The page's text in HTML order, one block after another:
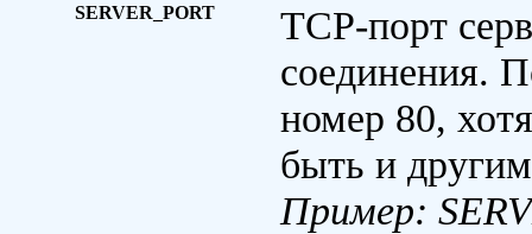
SERVER_PORT
TCP-порт
соединения.
номер 80,
быть и
Пример: